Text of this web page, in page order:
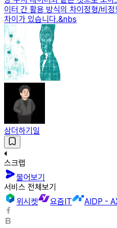
이터 간 활용 방식의 차이정형/비
차이가 있습니다.&nbs
삼더하기일
스크랩
물어보기
서비스 전체보기
위시켓
요즘IT AIDP -